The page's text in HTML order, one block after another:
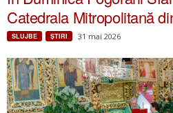
Catedrala Mitropolitană
SLUJBE ŞTIRI 31 mai 2026